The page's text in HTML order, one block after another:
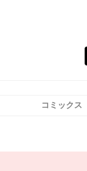
コミックス